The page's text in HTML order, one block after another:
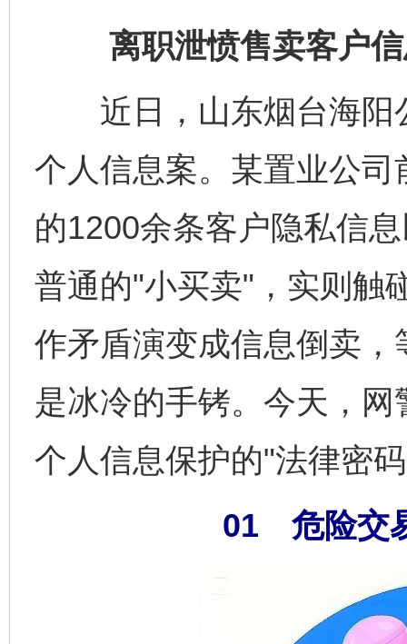
离职泄愤售卖客户信
近日，山东烟台海阳
个人信息案。某置业公
的1200余条客户隐私信
普通的"小买卖"，实则触
作矛盾演变成信息倒卖
是冰冷的手铐。今天，
个人信息保护的"法律密
01 危险交